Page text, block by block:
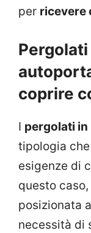
per ricevere
coprire
I pergolati
tipologia
esigenze di
questo
posizionata
necessità di